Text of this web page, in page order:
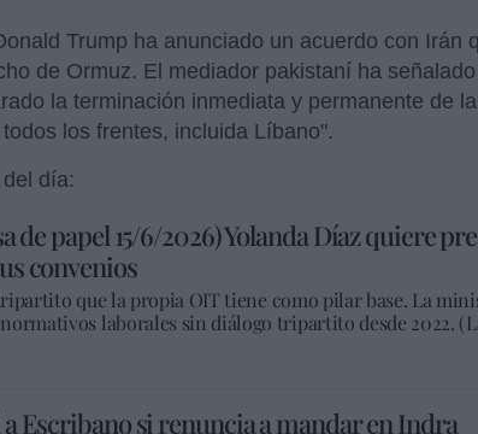
Trump ha anunciado un acuerdo con Irán
de Ormuz. El mediador pakistaní ha
la terminación inmediata y permanente de
los frentes, incluida Líbano".
día:
de papel 15/6/2026) Yolanda Díaz quiere
convenios
que la propia OIT tiene como pilar base. La
laborales sin diálogo tripartito desde 2022.
Escribano si renuncia a mandar en Indra